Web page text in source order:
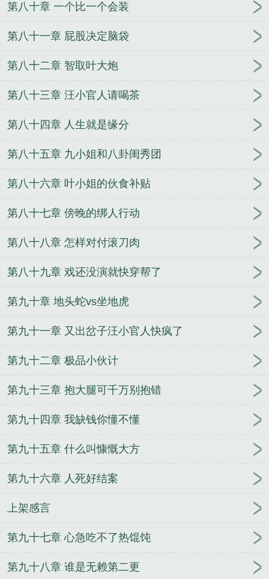
第八十章 一个比一个会装
第八十一章 屁股决定脑袋
第八十二章 智取叶大炮
第八十三章 汪小官人请喝茶
第八十四章 人生就是缘分
第八十五章 九小姐和八卦闺秀团
第八十六章 叶小姐的伙食补贴
第八十七章 傍晚的绑人行动
第八十八章 怎样对付滚刀肉
第八十九章 戏还没演就快穿帮了
第九十章 地头蛇vs坐地虎
第九十一章 又出岔子汪小官人快疯了
第九十二章 极品小伙计
第九十三章 抱大腿可千万别抱错
第九十四章 我缺钱你懂不懂
第九十五章 什么叫慷慨大方
第九十六章 人死好结案
上架感言
第九十七章 心急吃不了热馄饨
第九十八章 谁是无赖第二更